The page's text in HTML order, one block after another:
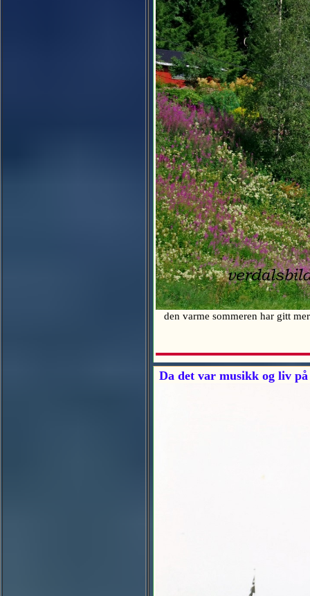
den varme sommeren har gitt
Da det var musikk og liv på